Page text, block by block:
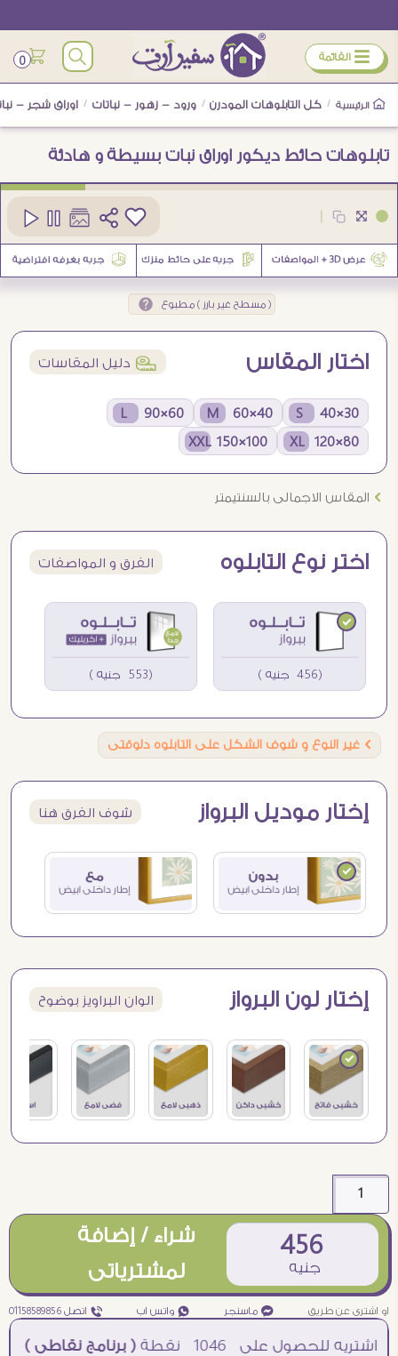
ÿ القائمة 0
الرئيسية / كل التابلوهات المودرن / ورود - زهور - نباتات / اوراق شجر -
تابلوهات حائط ديكور اوراق نبات بسيطة و هادئة
( مسطح غير بارز ) مطبوع
اختار المقاس í دليل المقاسات
30×40 S
40×60 M
60×90 L
80×120 XL
100×150 XXL
Ö المقاس الاجمالى بالسنتيمتر
اختر نوع التابلوه الفرق و المواصفات
(456 جنيه ) (553 جنيه )
Ö غير النوع و شوف الشكل على التابلوه دلوقتى
إختار موديل البرواز شوف الفرق هنا
إختار لون البرواز الوان البراويز بوضوح
456
جنيه
شراء / إضافة
لمشترياتى
او اشترى عن طريق ¥ ماسنجر ₧ واتس اب ƒ اتصل 01158589856
1046 نقطة( برنامج نقاطى )à خصم 5% للعملاء الجدد à شحن مجانى عند الشراء ب 4000 جنيه à